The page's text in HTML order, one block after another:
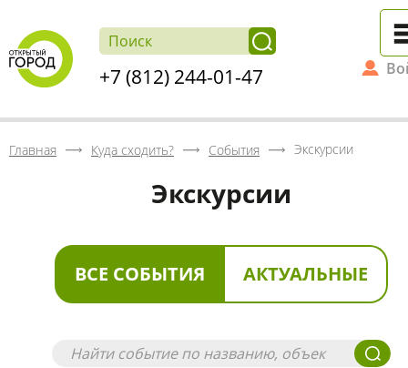
+7 (812) 244-01-47
Главная Куда сходить? События Экскурсии
Экскурсии
ВСЕ СОБЫТИЯ АКТУАЛЬНЫЕ